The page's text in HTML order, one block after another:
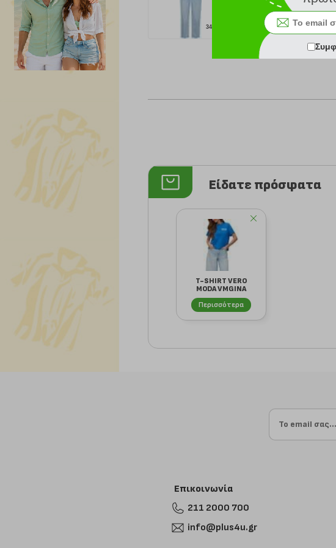
34.99 € 34.99 €
Είδατε πρόσφατα
T-SHIRT VERO
MODA VMGINA
SEASIDE
10341996 ΜΠΛ...
Περισσότερα
Επικοινωνία
211 2000 700
info@plus4u.gr